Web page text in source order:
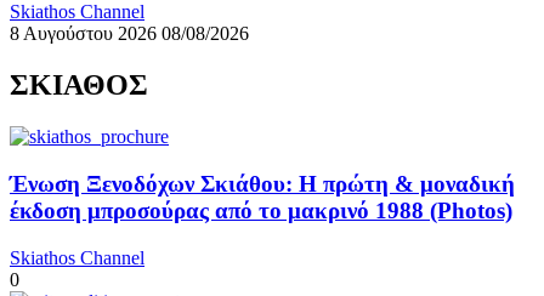
Skiathos Channel
8 Αυγούστου 2026 08/08/2026
ΣΚΙΑΘΟΣ
Ένωση Ξενοδόχων Σκιάθου: Η πρώτη & μοναδική
έκδοση μπροσούρας από το μακρινό 1988 (Photos)
Skiathos Channel
0